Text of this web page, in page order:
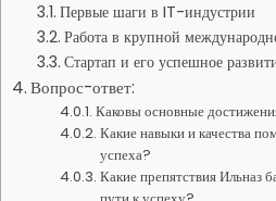
Первые шаги в IT-индустрии
Работа в крупной
Стартап и его успешное
Вопрос-ответ:
Каковы основные
Какие навыки и качества
успеха?
Какие препятствия Ильназ